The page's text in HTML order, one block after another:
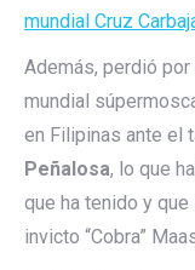
mundial Cruz
Además, perdió
mundial
en Filipinas ante el
Peñalosa, lo que
que ha tenido y
invicto “Cobra”